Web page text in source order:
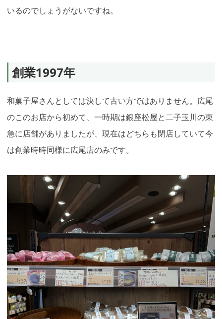
いるのでしょうがないですね。
創業1997年
和菓子屋さんとしては決して古い方ではありません。広尾
のこのお店から初めて、一時期は銀座松屋と二子玉川の東
急に店舗がありましたが、現在はどちらも閉店していて今
は創業時時同様に広尾店のみです。